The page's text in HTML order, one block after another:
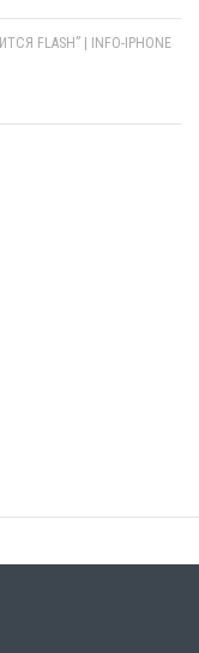
FLASH” | INFO-IPHONE